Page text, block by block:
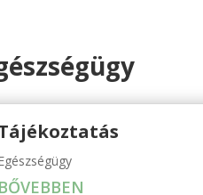
BŐVEBBEN